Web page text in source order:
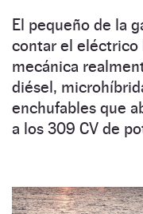
El pequeño de la
contar el eléctrico
mecánica
diésel,
enchufables que
a los 309 CV de